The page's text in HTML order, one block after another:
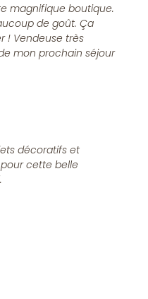
magnifique boutique.
de goût. Ça
! Vendeuse très
mon prochain séjour
décoratifs et
cette belle